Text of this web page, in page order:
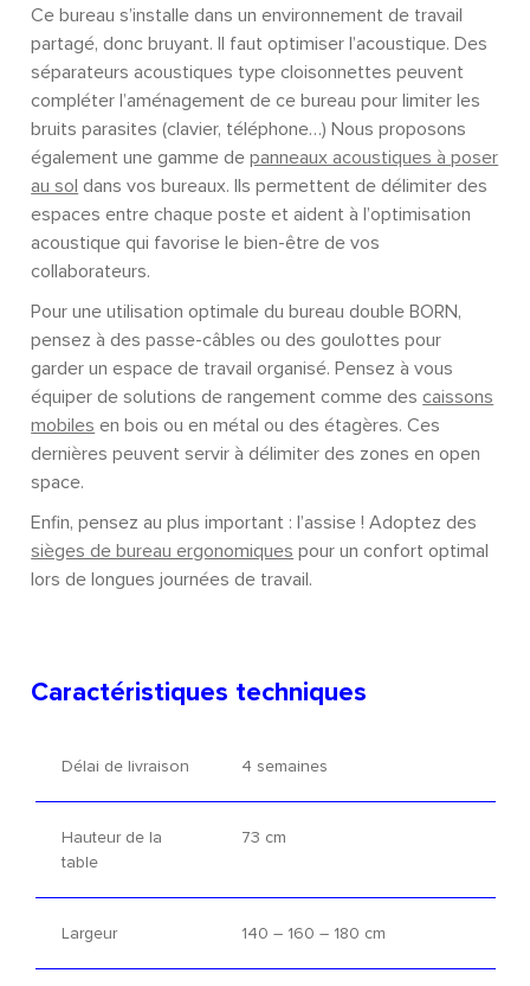
Ce bureau s’installe dans un environnement de travail
partagé, donc bruyant. Il faut optimiser l’acoustique. Des
séparateurs acoustiques type cloisonnettes peuvent
compléter l’aménagement de ce bureau pour limiter les
bruits parasites (clavier, téléphone…) Nous proposons
également une gamme depanneaux acoustiques à poser
au sol dans vos bureaux. Ils permettent de délimiter des
espaces entre chaque poste et aident à l’optimisation
acoustique qui favorise le bien-être de vos
collaborateurs.
Pour une utilisation optimale du bureau double BORN,
pensez à des passe-câbles ou des goulottes pour
garder un espace de travail organisé. Pensez à vous
équiper de solutions de rangement comme descaissons
mobiles en bois ou en métal ou des étagères. Ces
dernières peuvent servir à délimiter des zones en open
space.
Enfin, pensez au plus important : l’assise ! Adoptez des
sièges de bureau ergonomiques pour un confort optimal
lors de longues journées de travail.
Caractéristiques techniques
Délai de livraison 4 semaines
Hauteur de la
table
73 cm
Largeur 140 – 160 – 180 cm